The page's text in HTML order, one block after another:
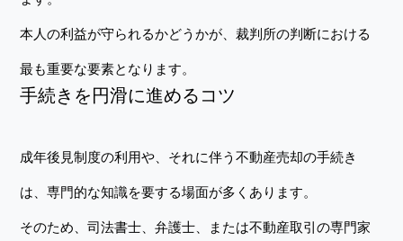
本人の利益が守られるかどうかが、裁判所の判断における
最も重要な要素となります。
手続きを円滑に進めるコツ
成年後見制度の利用や、それに伴う不動産売却の手続き
は、専門的な知識を要する場面が多くあります。
そのため、司法書士、弁護士、または不動産取引の専門家